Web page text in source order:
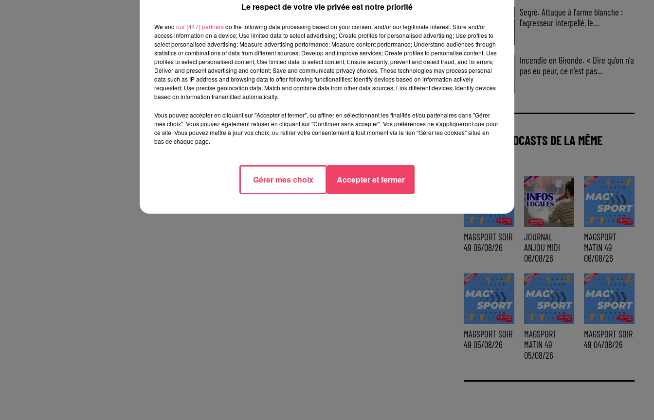
Segré. Attaque à l'arme blanche :
l'agresseur interpellé, le...
Incendie en Gironde. « Dire qu'on n'a
pas eu peur, ce n'est pas...
AUTRES PODCASTS DE LA MÊME
MAGSPORT SOIR
49 06/08/26
JOURNAL
ANJOU MIDI
06/08/26
MAGSPORT
MATIN 49
06/08/26
MAGSPORT SOIR
49 05/08/26
MAGSPORT
MATIN 49
05/08/26
MAGSPORT SOIR
49 04/08/26
Le respect de votre vie privée est notre priorité
We and our (447) partnersdo the following data processing based on your consent and/or our legitimate interest: Store and/or
access information on a device; Use limited data to select advertising; Create profiles for personalised advertising; Use profiles to
select personalised advertising; Measure advertising performance; Measure content performance; Understand audiences through
statistics or combinations of data from different sources; Develop and improve services; Create profiles to personalise content; Use
profiles to select personalised content; Use limited data to select content; Ensure security, prevent and detect fraud, and fix errors;
Deliver and present advertising and content; Save and communicate privacy choices. These technologies may process personal
data such as IP address and browsing data to offer following functionalities: Identify devices based on information actively
requested; Use precise geolocation data; Match and combine data from other data sources; Link different devices; Identify devices
based on information transmitted automatically.
Vous pouvez accepter en cliquant sur "Accepter et fermer", ou affiner en sélectionnant les finalités et/ou partenaires dans "Gérer
mes choix". Vous pouvez également refuser en cliquant sur "Continuer sans accepter". Vos préférences ne s'appliqueront que pour
ce site. Vous pouvez mettre à jour vos choix, ou retirer votre consentement à tout moment via le lien "Gérer les cookies" situé en
bas de chaque page.
Gérer mes choix Accepter et fermer